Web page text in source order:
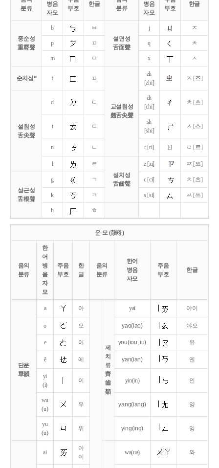
분류
병음
자모
부호
한글
분류
병음
자모
부호
한글
중순성
重脣聲
b
ㅂ
설면성
舌面聲
j ㅈ
p ㅍ q ㅊ
m ㅁ x ㅅ
순치성* f ㅍ
교설첨성
翹舌尖聲
zh
[zhi]
ㅈ [즈]
설첨성
舌尖聲
d ㄷ
ch
[chi]
ㅊ [츠]
t ㅌ
sh
[shi]
ㅅ [스]
n ㄴ r [ri] ㄖ ㄹ [르]
l
ㄹ
설치성
舌齒聲
z [zi] ㅉ [쯔]
설근성
舌根聲
g ㄱ c [ci] ㅊ [츠]
k ㅋ s [si] ㅆ [쓰]
h ㅎ
운 모 (韻母)
음의
분류
한
어
병
음
자
모
주음
부호
한
글
음의
분류
한어
병음
자모
주음
부호
한글
단운
單韻
a 아
제
치
류
齊
齒
類
yai 야이
o 오 yao(iao) 야오
e 어 you(iou,iu) 유
ê 에 yan(ian) 옌
yi
(i)
이 yin(in) 인
wu
(u)
우 yang(iang) 양
yu
(u)
위 ying(ing) 잉
ai
아
이
wa(ua) 와